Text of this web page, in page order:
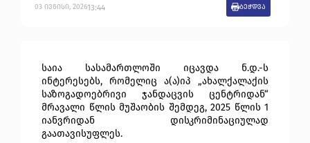
ვალდებულება დაადგინა
03 ივნისი, 202613:44 ბეჭდვა
საია სასამართლოში იცავდა ნ.დ.-ს
ინტერესებს, რომელიც ა(ა)იპ „ახალქალაქის
საზოგადოებრივი ჯანდაცვის ცენტრიდან“
მრავალი წლის მუშაობის შემდეგ, 2025 წლის 1
იანვრიდან დისკრიმინაციულად
გაათავისუფლეს.